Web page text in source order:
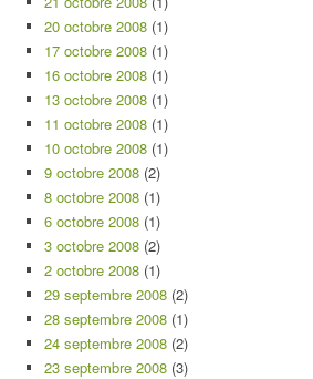
20 octobre 2008 (1)
17 octobre 2008 (1)
16 octobre 2008 (1)
13 octobre 2008 (1)
11 octobre 2008 (1)
10 octobre 2008 (1)
9 octobre 2008 (2)
8 octobre 2008 (1)
6 octobre 2008 (1)
3 octobre 2008 (2)
2 octobre 2008 (1)
29 septembre 2008 (2)
28 septembre 2008 (1)
24 septembre 2008 (2)
23 septembre 2008 (3)